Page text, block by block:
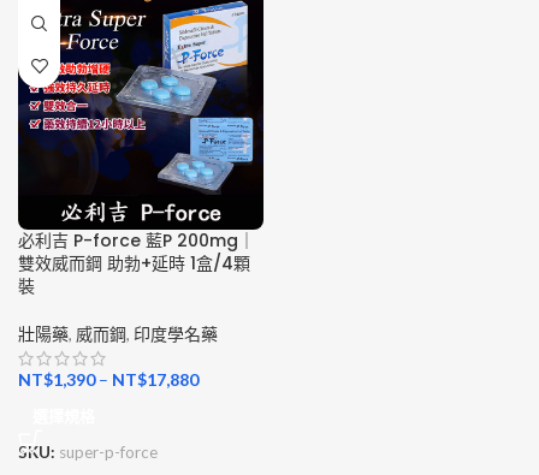
必利吉 P-force 藍P 200mg｜
雙效威而鋼 助勃+延時 1盒/4顆
裝
壯陽藥, 威而鋼, 印度學名藥
NT$1,390– NT$17,880
SKU: super-p-force